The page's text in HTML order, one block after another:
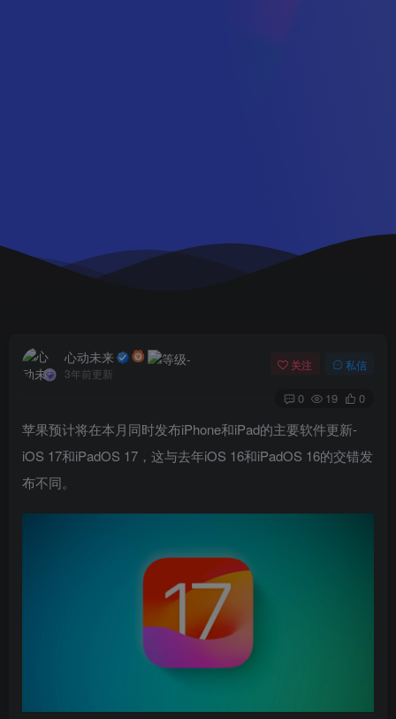
心动未来
3年前更新
关注 私信
0 19 0
苹果预计将在本月同时发布iPhone和iPad的主要软件更新-
iOS 17和iPadOS 17，这与去年iOS 16和iPadOS 16的交错发
布不同。